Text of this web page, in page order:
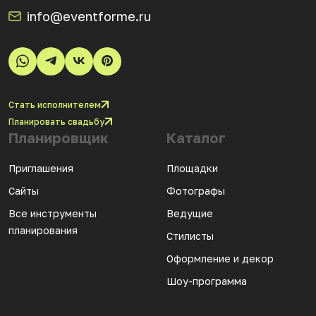
info@eventforme.ru
Стать исполнителем
Планировать свадьбу
Планировщик
Приглашения
Сайты
Все инструменты
планирования
Каталог
Площадки
Фотографы
Ведущие
Стилисты
Оформление и декор
Шоу-программа